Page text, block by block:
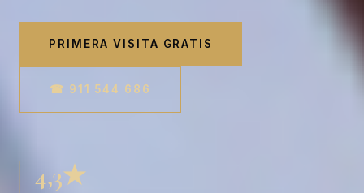
PRIMERA VISITA GRATIS
☎ 911 544 686
4,3★